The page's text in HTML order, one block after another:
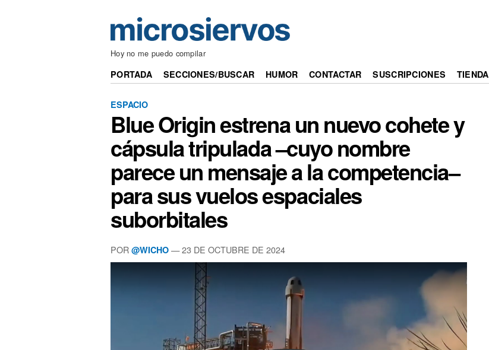
Hoy no me puedo compilar
PORTADA SECCIONES/BUSCAR HUMOR CONTACTAR SUSCRIPCIONES TIENDA
ESPACIO
Blue Origin estrena un nuevo cohete y
cápsula tripulada –cuyo nombre
parece un mensaje a la competencia–
para sus vuelos espaciales
suborbitales
POR @WICHO — 23 DE OCTUBRE DE 2024